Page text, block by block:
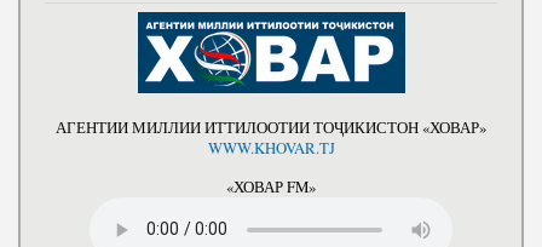
АГЕНТИИ МИЛЛИИ ИТТИЛООТИИ ТОҶИКИСТОН «ХОВАР»
WWW.KHOVAR.TJ
«ХОВАР FM»